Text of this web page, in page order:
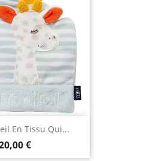
En Tissu Qui...
€